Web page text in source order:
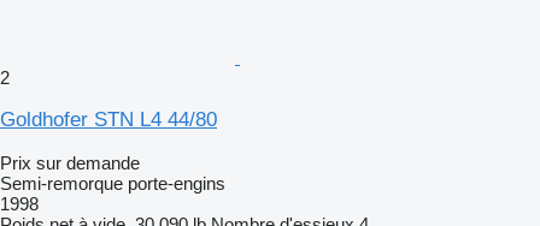
2
Goldhofer STN L4 44/80
Prix sur demande
Semi-remorque porte-engins
1998